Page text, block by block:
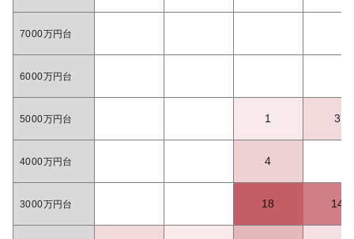
7000万円台
6000万円台
5000万円台 1 3
4000万円台 4
3000万円台 18 14